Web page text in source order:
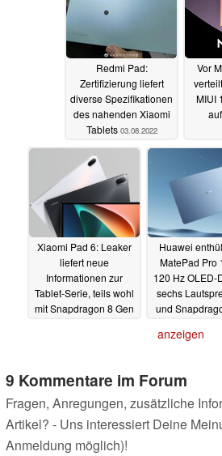
Redmi Pad:
Zertifizierung liefert
diverse Spezifikationen
des nahenden Xiaomi
Tablets 03.08.2022
Vor
MIUI
Xiaomi Pad 6: Leaker
liefert neue
Informationen zur
Tablet-Serie, teils wohl
mit Snapdragon 8 Gen
Huawei
MatePad Pro
120 Hz OLED-
sechs
und
anzeigen
9 Kommentare im Forum
Fragen, Anregungen, zusätzliche
Artikel? - Uns interessiert Deine
Anmeldung möglich)!